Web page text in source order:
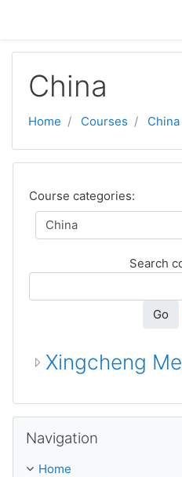
China
Home Courses China
Course categories:
Search
Go
Xingcheng
Navigation
Home